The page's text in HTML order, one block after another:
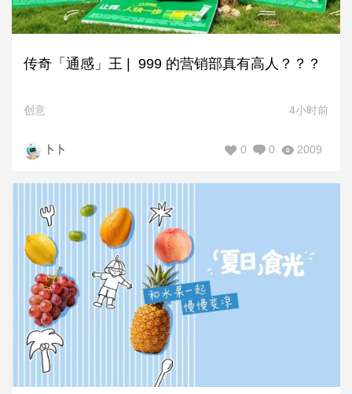
传奇「通感」王 | 999 的营销部真有高人？？？
创意 4小时前
卜卜 2009
0
0